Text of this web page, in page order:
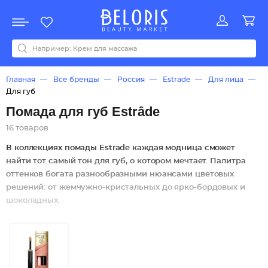
Акции
Все бренды
0-9ABCDEFGHIJKLMNOPQRSTUVWYZАБВДЗИМОКЛНПРСТУФ
Главная Все бренды Россия Estrade
Для лица
Для губ
Помада для губ Estrâde
16 товаров
В коллекциях помады Estrade каждая модница сможет
найти тот самый тон для губ, о котором мечтает. Палитра
оттенков богата разнообразными нюансами цветовых
решений: от жемчужно-кристальных до ярко-бордовых и
шоколадных.
Catherine. Кремовая консистенция из карнаубского
воска, смолы шореи, витамина E, кукурузного и
касторового масла равномерно «ложится» на губы. При